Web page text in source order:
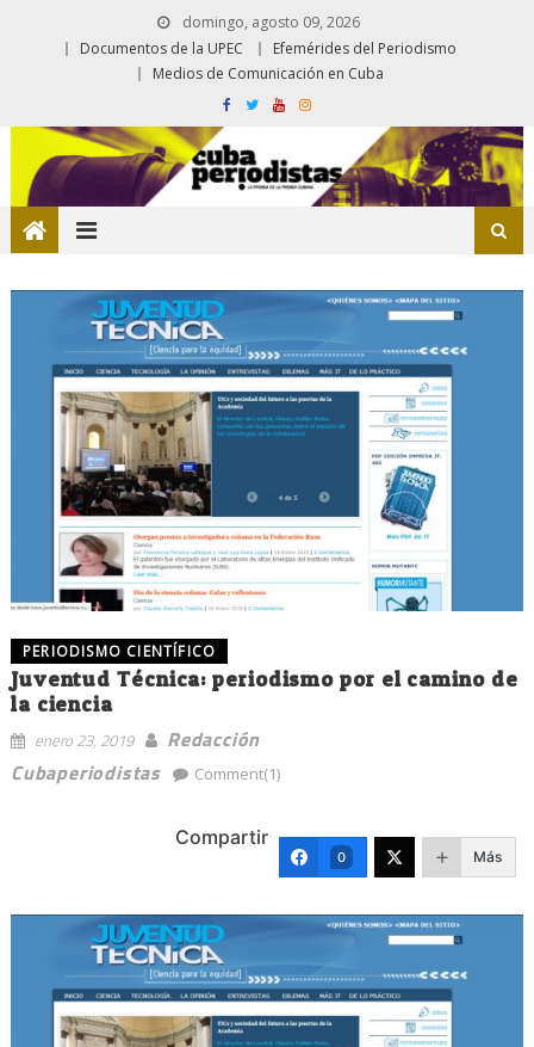
domingo, agosto 09, 2026
Documentos de la UPEC
Efemérides del Periodismo
Medios de Comunicación en Cuba
PERIODISMO CIENTÍFICO
Juventud Técnica: periodismo por el camino de
la ciencia
enero 23, 2019
Redacción
Cubaperiodistas
Comment(1)
Compartir
0 Más